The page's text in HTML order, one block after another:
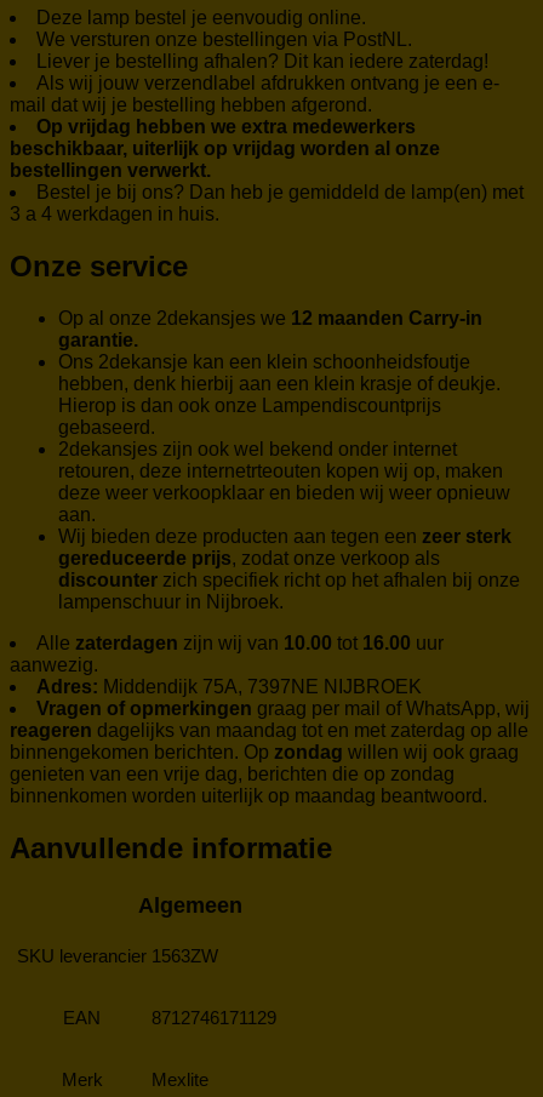
Deze lamp bestel je eenvoudig online.
We versturen onze bestellingen via PostNL.
Liever je bestelling afhalen? Dit kan iedere zaterdag!
Als wij jouw verzendlabel afdrukken ontvang je een e-
mail dat wij je bestelling hebben afgerond.
Op vrijdag hebben we extra medewerkers
beschikbaar, uiterlijk op vrijdag worden al onze
bestellingen verwerkt.
Bestel je bij ons? Dan heb je gemiddeld de lamp(en) met
3 a 4 werkdagen in huis.
Onze service
Op al onze 2dekansjes we 12 maanden Carry-in
garantie.
Ons 2dekansje kan een klein schoonheidsfoutje
hebben, denk hierbij aan een klein krasje of deukje.
Hierop is dan ook onze Lampendiscountprijs
gebaseerd.
2dekansjes zijn ook wel bekend onder internet
retouren, deze internetrteouten kopen wij op, maken
deze weer verkoopklaar en bieden wij weer opnieuw
aan.
Wij bieden deze producten aan tegen een zeer sterk
gereduceerde prijs, zodat onze verkoop als
discounter zich specifiek richt op het afhalen bij onze
lampenschuur in Nijbroek.
Alle zaterdagen zijn wij van 10.00 tot 16.00 uur
aanwezig.
Adres: Middendijk 75A, 7397NE NIJBROEK
Vragen of opmerkingen graag per mail of WhatsApp, wij
reageren dagelijks van maandag tot en met zaterdag op alle
binnengekomen berichten. Op zondag willen wij ook graag
genieten van een vrije dag, berichten die op zondag
binnenkomen worden uiterlijk op maandag beantwoord.
Aanvullende informatie
Algemeen
SKU leverancier 1563ZW
EAN 8712746171129
Merk Mexlite